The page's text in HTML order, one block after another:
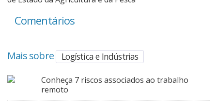
Comentários
Mais sobre Logística e Indústrias
Conheça 7 riscos associados ao trabalho
remoto